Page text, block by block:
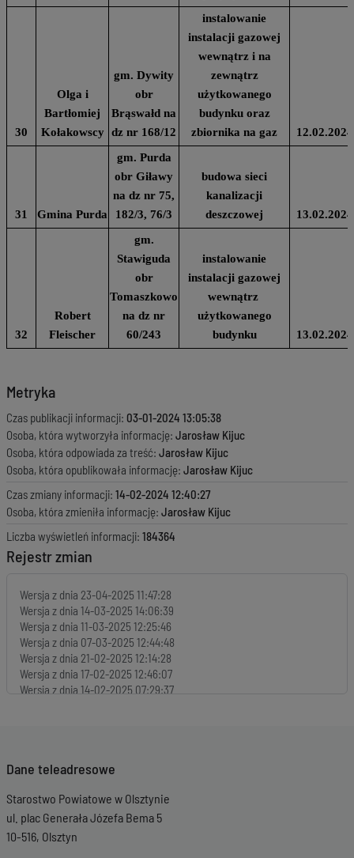
30
Olga i
Bartłomiej
Kołakowscy
gm. Dywity
obr
Brąswałd na
dz nr 168/12
instalowanie
instalacji gazowej
wewnątrz i na
zewnątrz
użytkowanego
budynku oraz
zbiornika na gaz
12.02.2024
31 Gmina Purda
gm. Purda
obr Giławy
na dz nr 75,
182/3, 76/3
budowa sieci
kanalizacji
deszczowej
13.02.2024
32
Robert
Fleischer
gm.
Stawiguda
obr
Tomaszkowo
na dz nr
60/243
instalowanie
instalacji gazowej
wewnątrz
użytkowanego
budynku
13.02.2024
Metryka
Czas publikacji informacji: 03-01-2024 13:05:38
Osoba, która wytworzyła informację: Jarosław Kijuc
Osoba, która odpowiada za treść: Jarosław Kijuc
Osoba, która opublikowała informację: Jarosław Kijuc
Czas zmiany informacji: 14-02-2024 12:40:27
Osoba, która zmieniła informację: Jarosław Kijuc
Liczba wyświetleń informacji: 184364
Rejestr zmian
Wersja z dnia 23-04-2025 11:47:28
Wersja z dnia 14-03-2025 14:06:39
Wersja z dnia 11-03-2025 12:25:46
Wersja z dnia 07-03-2025 12:44:48
Wersja z dnia 21-02-2025 12:14:28
Wersja z dnia 17-02-2025 12:46:07
Wersja z dnia 14-02-2025 07:29:37
Wersja z dnia17-01-2025 13:13:55
Wersja z dnia15-01-2025 08:07:37
Wersja z dnia14-01-2025 14:09:12
Wersja z dnia
Wersja z dnia
Dane teleadresowe
Starostwo Powiatowe w Olsztynie
ul. plac Generała Józefa Bema 5
10-516, Olsztyn